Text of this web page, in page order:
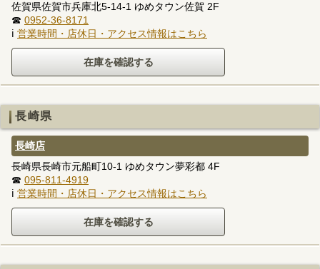
佐賀県佐賀市兵庫北5-14-1 ゆめタウン佐賀 2F
☎ 0952-36-8171
ℹ 営業時間・店休日・アクセス情報はこちら
長崎県
長崎店
長崎県長崎市元船町10-1 ゆめタウン夢彩都 4F
☎ 095-811-4919
ℹ 営業時間・店休日・アクセス情報はこちら